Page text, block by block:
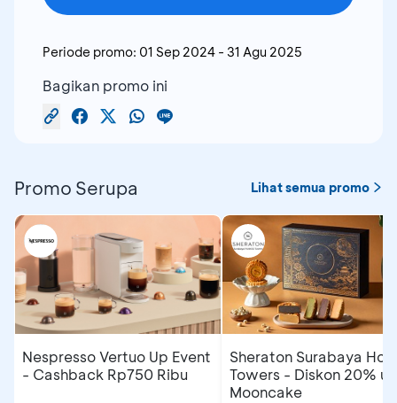
Periode promo: 01 Sep 2024 - 31 Agu 2025
Bagikan promo ini
Promo Serupa Lihat semua promo
Nespresso Vertuo Up Event
- Cashback Rp750 Ribu
Sheraton Surabaya
Towers - Diskon 20%
Mooncake